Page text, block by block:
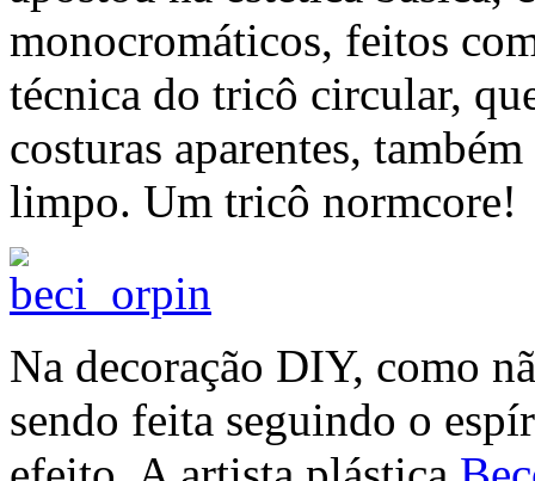
monocromáticos, feitos
técnica do tricô circular,
costuras aparentes,
limpo. Um tricô normcore!
Na decoração DIY, como
sendo feita seguindo o